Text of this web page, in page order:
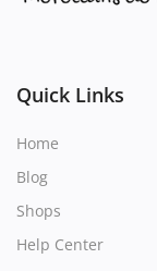
Quick Links
Home
Blog
Shops
Help Center